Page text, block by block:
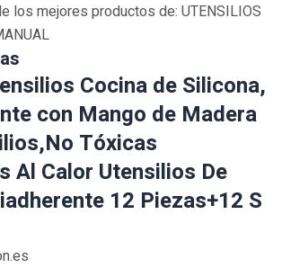
los mejores productos de: UTENSILIOS
Cocina de Silicona,
con Mango de Madera
Tóxicas
Al Calor Utensilios De
12 Piezas+12 S